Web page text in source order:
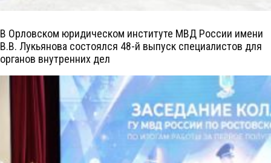
В Орловском юридическом институте МВД России имени
В.В. Лукьянова состоялся 48-й выпуск специалистов для
органов внутренних дел